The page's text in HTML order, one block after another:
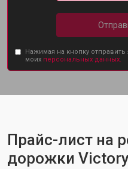
Нажимая на кнопку
моих персональных данных.
Прайс-лист на
дорожки